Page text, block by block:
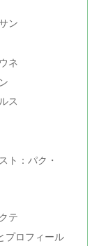
ン
ネ
ス
ト：パク・
テ
プロフィール